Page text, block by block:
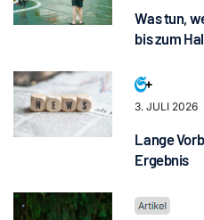
Was tun,
bis zum
3. JULI 2026
Lange
Ergebnis